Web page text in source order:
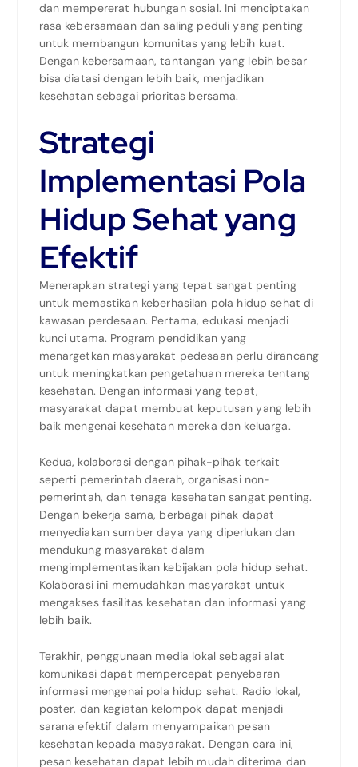
dan mempererat hubungan sosial. Ini menciptakan
rasa kebersamaan dan saling peduli yang penting
untuk membangun komunitas yang lebih kuat.
Dengan kebersamaan, tantangan yang lebih besar
bisa diatasi dengan lebih baik, menjadikan
kesehatan sebagai prioritas bersama.
Strategi
Implementasi Pola
Hidup Sehat yang
Efektif
Menerapkan strategi yang tepat sangat penting
untuk memastikan keberhasilan pola hidup sehat di
kawasan perdesaan. Pertama, edukasi menjadi
kunci utama. Program pendidikan yang
menargetkan masyarakat pedesaan perlu dirancang
untuk meningkatkan pengetahuan mereka tentang
kesehatan. Dengan informasi yang tepat,
masyarakat dapat membuat keputusan yang lebih
baik mengenai kesehatan mereka dan keluarga.
Kedua, kolaborasi dengan pihak-pihak terkait
seperti pemerintah daerah, organisasi non-
pemerintah, dan tenaga kesehatan sangat penting.
Dengan bekerja sama, berbagai pihak dapat
menyediakan sumber daya yang diperlukan dan
mendukung masyarakat dalam
mengimplementasikan kebijakan pola hidup sehat.
Kolaborasi ini memudahkan masyarakat untuk
mengakses fasilitas kesehatan dan informasi yang
lebih baik.
Terakhir, penggunaan media lokal sebagai alat
komunikasi dapat mempercepat penyebaran
informasi mengenai pola hidup sehat. Radio lokal,
poster, dan kegiatan kelompok dapat menjadi
sarana efektif dalam menyampaikan pesan
kesehatan kepada masyarakat. Dengan cara ini,
pesan kesehatan dapat lebih mudah diterima dan